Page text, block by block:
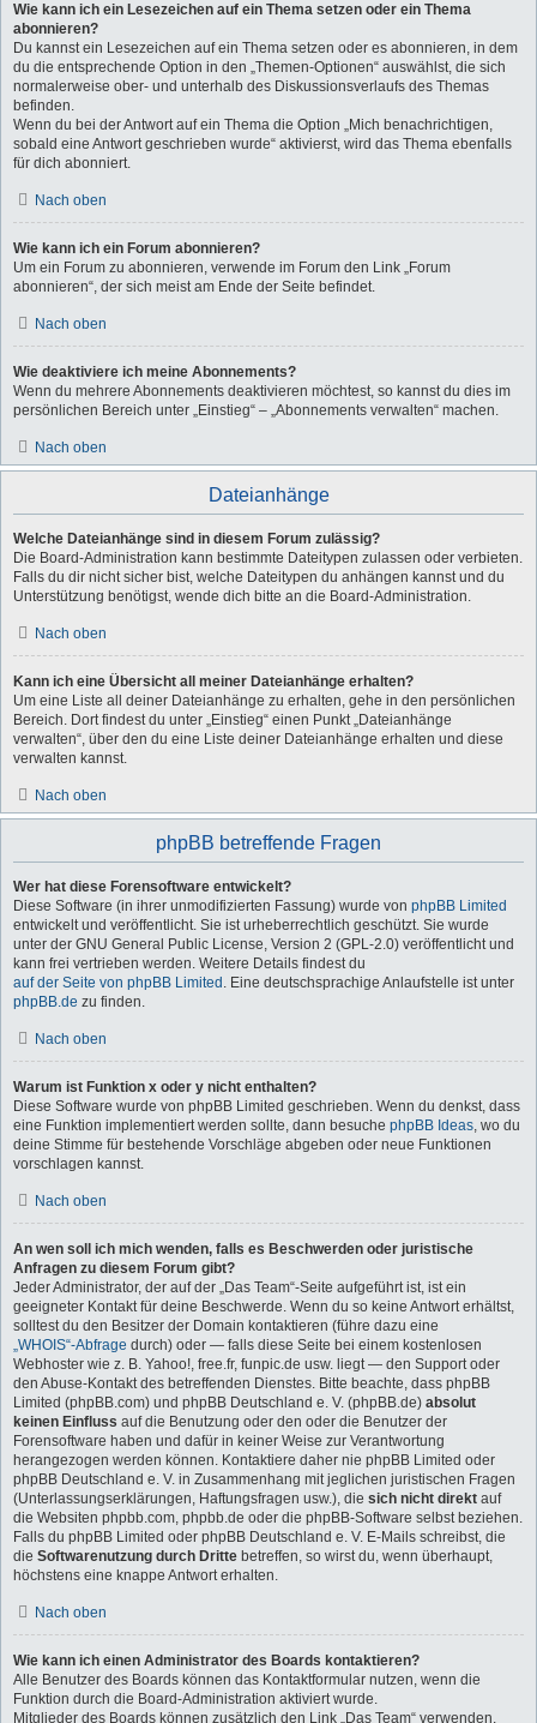
Wie kann ich ein Lesezeichen auf ein Thema setzen oder ein Thema
abonnieren?
Du kannst ein Lesezeichen auf ein Thema setzen oder es abonnieren, in dem
du die entsprechende Option in den „Themen-Optionen“ auswählst, die sich
normalerweise ober- und unterhalb des Diskussionsverlaufs des Themas
befinden.
Wenn du bei der Antwort auf ein Thema die Option „Mich benachrichtigen,
sobald eine Antwort geschrieben wurde“ aktivierst, wird das Thema ebenfalls
für dich abonniert.
Nach oben
Wie kann ich ein Forum abonnieren?
Um ein Forum zu abonnieren, verwende im Forum den Link „Forum
abonnieren“, der sich meist am Ende der Seite befindet.
Nach oben
Wie deaktiviere ich meine Abonnements?
Wenn du mehrere Abonnements deaktivieren möchtest, so kannst du dies im
persönlichen Bereich unter „Einstieg“ – „Abonnements verwalten“ machen.
Nach oben
Dateianhänge
Welche Dateianhänge sind in diesem Forum zulässig?
Die Board-Administration kann bestimmte Dateitypen zulassen oder verbieten.
Falls du dir nicht sicher bist, welche Dateitypen du anhängen kannst und du
Unterstützung benötigst, wende dich bitte an die Board-Administration.
Nach oben
Kann ich eine Übersicht all meiner Dateianhänge erhalten?
Um eine Liste all deiner Dateianhänge zu erhalten, gehe in den persönlichen
Bereich. Dort findest du unter „Einstieg“ einen Punkt „Dateianhänge
verwalten“, über den du eine Liste deiner Dateianhänge erhalten und diese
verwalten kannst.
Nach oben
phpBB betreffende Fragen
Wer hat diese Forensoftware entwickelt?
Diese Software (in ihrer unmodifizierten Fassung) wurde von phpBB Limited
entwickelt und veröffentlicht. Sie ist urheberrechtlich geschützt. Sie wurde
unter der GNU General Public License, Version 2 (GPL-2.0) veröffentlicht und
kann frei vertrieben werden. Weitere Details findest du
auf der Seite von phpBB Limited . Eine deutschsprachige Anlaufstelle ist unter
phpBB.de zu finden.
Nach oben
Warum ist Funktion x oder y nicht enthalten?
Diese Software wurde von phpBB Limited geschrieben. Wenn du denkst, dass
eine Funktion implementiert werden sollte, dann besuche phpBB Ideas, wo du
deine Stimme für bestehende Vorschläge abgeben oder neue Funktionen
vorschlagen kannst.
Nach oben
An wen soll ich mich wenden, falls es Beschwerden oder juristische
Anfragen zu diesem Forum gibt?
Jeder Administrator, der auf der „Das Team“-Seite aufgeführt ist, ist ein
geeigneter Kontakt für deine Beschwerde. Wenn du so keine Antwort erhältst,
solltest du den Besitzer der Domain kontaktieren (führe dazu eine
„WHOIS“-Abfrage durch) oder — falls diese Seite bei einem kostenlosen
Webhoster wie z. B. Yahoo!, free.fr, funpic.de usw. liegt — den Support oder
den Abuse-Kontakt des betreffenden Dienstes. Bitte beachte, dass phpBB
Limited (phpBB.com) und phpBB Deutschland e. V. (phpBB.de) absolut
keinen Einfluss auf die Benutzung oder den oder die Benutzer der
Forensoftware haben und dafür in keiner Weise zur Verantwortung
herangezogen werden können. Kontaktiere daher nie phpBB Limited oder
phpBB Deutschland e. V. in Zusammenhang mit jeglichen juristischen Fragen
(Unterlassungserklärungen, Haftungsfragen usw.), die sich nicht direkt auf
die Websiten phpbb.com, phpbb.de oder die phpBB-Software selbst beziehen.
Falls du phpBB Limited oder phpBB Deutschland e. V. E-Mails schreibst, die
die Softwarenutzung durch Dritte betreffen, so wirst du, wenn überhaupt,
höchstens eine knappe Antwort erhalten.
Nach oben
Wie kann ich einen Administrator des Boards kontaktieren?
Alle Benutzer des Boards können das Kontaktformular nutzen, wenn die
Funktion durch die Board-Administration aktiviert wurde.
Mitglieder des Boards können zusätzlich den Link „Das Team“ verwenden.